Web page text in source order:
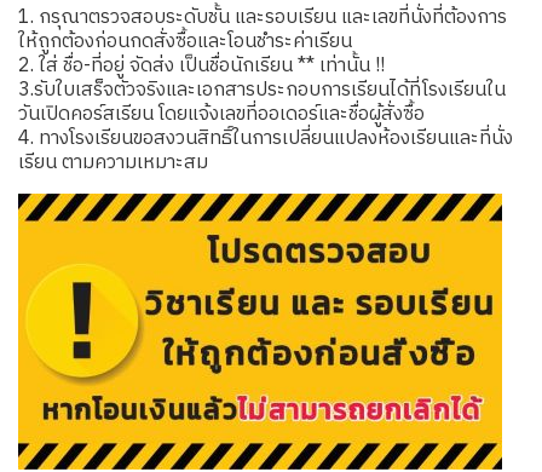
1. กรุณาตรวจสอบระดับชั้น และรอบเรียน และเลขที่นั่งที่ต้องการ
ให้ถูกต้องก่อนกดสั่งซื้อและโอนชำระค่าเรียน
2. ใส่ ชื่อ-ที่อยู่ จัดส่ง เป็นชื่อนักเรียน ** เท่านั้น !!
3.รับใบเสร็จตัวจริงและเอกสารประกอบการเรียนได้ที่โรงเรียนใน
วันเปิดคอร์สเรียน โดยแจ้งเลขที่ออเดอร์และชื่อผู้สั่งซื้อ
4. ทางโรงเรียนขอสงวนสิทธิ์ในการเปลี่ยนแปลงห้องเรียนและที่นั่ง
เรียน ตามความเหมาะสม